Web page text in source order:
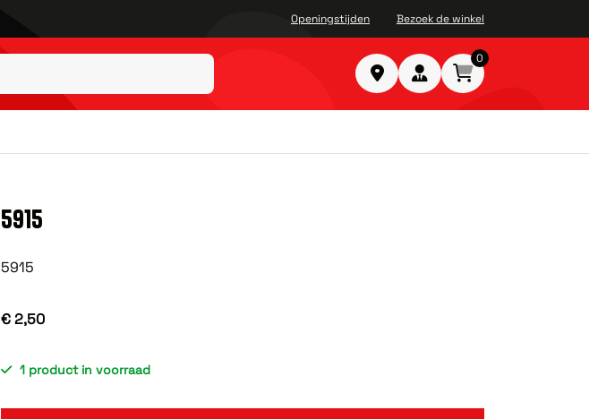
Openingstijden Bezoek de winkel
0
5915
5915
€ 2,50
1 product in voorraad